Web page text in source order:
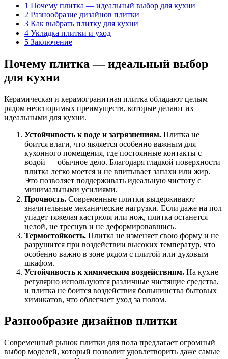
1 Почему плитка — идеальный выбор для кухни
2 Разнообразие дизайнов плитки
3 Как выбрать плитку для кухни
4 Укладка плитки и уход
5 Заключение
Почему плитка — идеальный выбор
для кухни
Керамическая и керамогранитная плитка обладают целым
рядом неоспоримых преимуществ, которые делают их
идеальными для кухни.
Устойчивость к воде и загрязнениям. Плитка не
боится влаги, что является особенно важным для
кухонного помещения, где постоянные контакты с
водой — обычное дело. Благодаря гладкой поверхности
плитка легко моется и не впитывает запахи или жир.
Это позволяет поддерживать идеальную чистоту с
минимальными усилиями.
Прочность. Современные плитки выдерживают
значительные механические нагрузки. Если даже на пол
упадет тяжелая кастрюля или нож, плитка останется
целой, не треснув и не деформировавшись.
Термостойкость. Плитка не изменяет свою форму и не
разрушится при воздействии высоких температур, что
особенно важно в зоне рядом с плитой или духовым
шкафом.
Устойчивость к химическим воздействиям. На кухне
регулярно используются различные чистящие средства,
и плитка не боится воздействия большинства бытовых
химикатов, что облегчает уход за полом.
Разнообразие дизайнов плитки
Современный рынок плитки для пола предлагает огромный
выбор моделей, который позволит удовлетворить даже самые